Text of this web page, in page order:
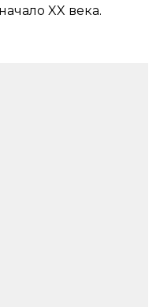
XX века.